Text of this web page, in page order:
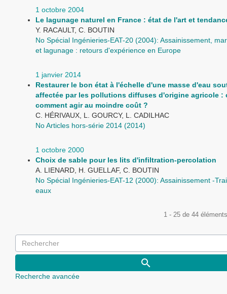
1 octobre 2004
Le lagunage naturel en France : état de l'art et
Y. RACAULT, C. BOUTIN
No Spécial Ingénieries-EAT-20 (2004): Assainissement,
et lagunage : retours d'expérience en Europe
1 janvier 2014
Restaurer le bon état à l'échelle d'une masse d'eau
affectée par les pollutions diffuses d'origine agricole :
comment agir au moindre coût ?
C. HÉRIVAUX, L. GOURCY, L. CADILHAC
No Articles hors-série 2014 (2014)
1 octobre 2000
Choix de sable pour les lits d'infiltration-percolation
A. LIENARD, H. GUELLAF, C. BOUTIN
No Spécial Ingénieries-EAT-12 (2000): Assainissement -
eaux
1 - 25 de 44
Recherche avancée